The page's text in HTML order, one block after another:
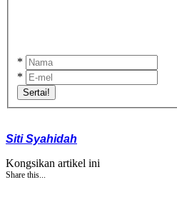
*
*
Sertai!
Siti Syahidah
Kongsikan artikel ini
Share this...